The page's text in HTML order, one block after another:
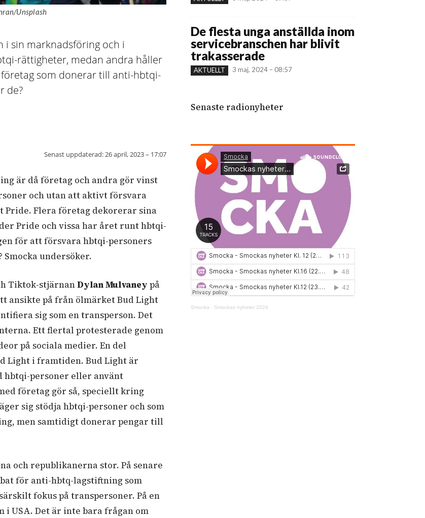
Unsplash
i sin marknadsföring och i
rättigheter, medan andra håller
som donerar till anti-hbtqi-
de?
Senast uppdaterad:26 april, 2023 – 17:07
är då företag och andra gör vinst
och utan att aktivt försvara
Pride. Flera företag dekorerar sina
Pride och vissa har året runt hbtqi-
för att försvara hbtqi-personers
undersöker.
Tiktok-stjärnanDylan Mulvaney på
ansikte på från ölmärket Bud Light
sig som en transperson. Det
Ett flertal protesterade genom
på sociala medier. En del
Light i framtiden. Bud Light är
hbtqi-personer eller använt
företag gör så, speciellt kring
sig stödja hbtqi-personer och som
men samtidigt donerar pengar till
och republikanerna stor. På senare
för anti-hbtq-lagstiftning som
fokus på transpersoner. På en
i USA. Det är inte bara frågan om
De flesta unga anställda inom
servicebranschen har blivit
trakasserade
AKTUELLT 3 maj, 2024 – 08:57
Senaste radionyheter
Smocka · Smockas nyheter 2024